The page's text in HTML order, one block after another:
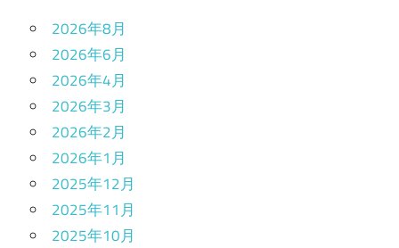
2026年8月
2026年6月
2026年4月
2026年3月
2026年2月
2026年1月
2025年12月
2025年11月
2025年10月